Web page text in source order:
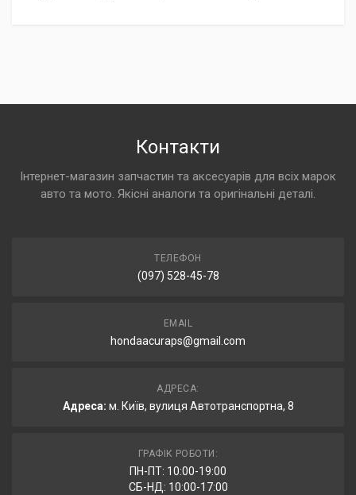
Контакти
Інтернет-магазин запчастин та аксесуарів для всіх марок
авто та мото. Якісні аналоги та оригінальні деталі.
ТЕЛЕФОН
(097) 528-45-78
EMAIL
hondaacuraps@gmail.com
АДРЕСА:
Адреса: м. Київ, вулиця Автотранспортна, 8
ГРАФІК РОБОТИ:
ПН-ПТ: 10:00-19:00
СБ-НД: 10:00-17:00